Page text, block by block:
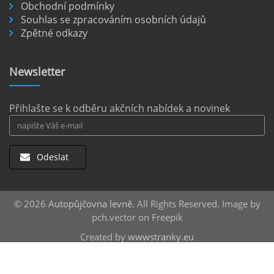
Pronájem auta na letišti Berlín.
Letiště Berlín Brandenburg (BER) je hlavním
dopravním uzlem pro cestovatele mířící do
okolních regionech bez omezení, pronájem
číst :celý článek
Obchodní podmínky
Souhlas se zpracováním osobních údajů
Zpětné odkazy
Newsletter
Přihlašte se k odběru akčních nabídek a novinek
Odeslat
© 2026 Autopůjčovna levně. All Rights Reserved. Image by
pch.vector on Freepik
Created by wwwstranky.eu